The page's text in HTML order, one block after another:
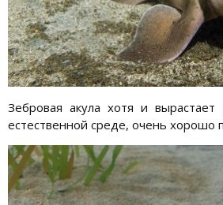
Зебровая акула хотя и
естественной среде, очень хорошо